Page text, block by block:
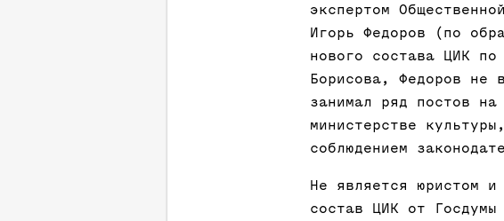
экспертом
Игорь Федоров (по
нового состава ЦИК
Борисова, Федоров не
занимал ряд постов
министерстве
соблюдением
Не является юристом
состав ЦИК от